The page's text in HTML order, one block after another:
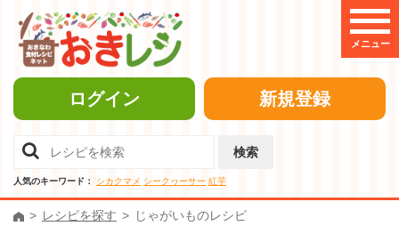
メニュー
ログイン 新規登録
検索
人気のキーワード： シカクマメ シークヮーサー 紅芋
レシピを探す じゃがいものレシピ